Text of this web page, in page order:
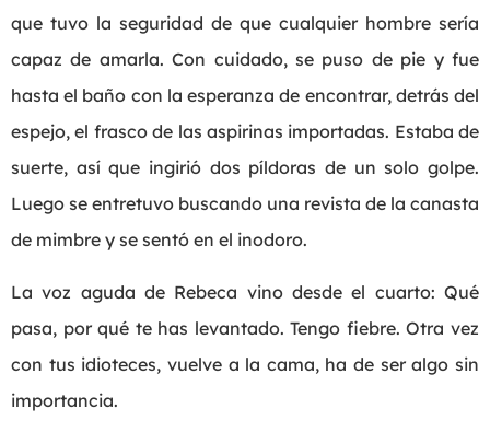
que tuvo la seguridad de que cualquier hombre sería
capaz de amarla. Con cuidado, se puso de pie y fue
hasta el baño con la esperanza de encontrar, detrás del
espejo, el frasco de las aspirinas importadas. Estaba de
suerte, así que ingirió dos píldoras de un solo golpe.
Luego se entretuvo buscando una revista de la canasta
de mimbre y se sentó en el inodoro.
La voz aguda de Rebeca vino desde el cuarto: Qué
pasa, por qué te has levantado. Tengo fiebre. Otra vez
con tus idioteces, vuelve a la cama, ha de ser algo sin
importancia.